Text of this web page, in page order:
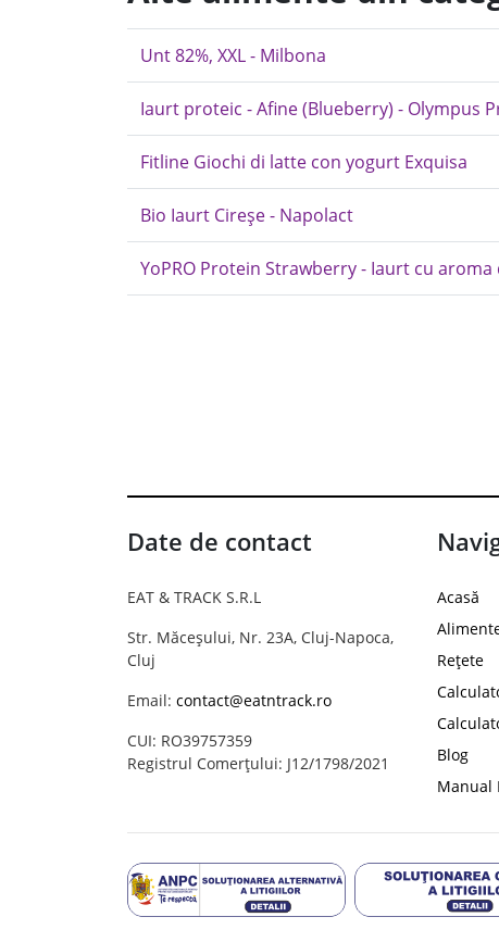
Unt 82%, XXL - Milbona
Iaurt proteic - Afine (Blueberry) - Olympus
Fitline Giochi di latte con yogurt Exquisa
Bio Iaurt Cireșe - Napolact
YoPRO Protein Strawberry - Iaurt cu
Date de contact
EAT & TRACK S.R.L
Str. Măceșului, Nr. 23A, Cluj-Napoca,
Cluj
Email: contact@eatntrack.ro
CUI: RO39757359
Registrul Comerțului: J12/1798/2021
Acasă
Rețete
Blog
Manual